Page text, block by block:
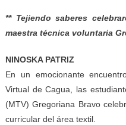
** Tejiendo saberes
maestra técnica voluntaria
NINOSKA PATRIZ
En un emocionante
Virtual de Cagua, las
(MTV) Gregoriana Bravo
curricular del área textil.